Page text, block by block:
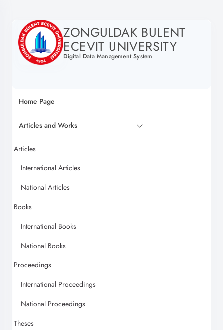
ZONGULDAK BULENT
ECEVIT UNIVERSITY
Digital Data Management System
Home Page
Articles and Works
Articles
International Articles
National Articles
Books
International Books
National Books
Proceedings
International Proceedings
National Proceedings
Theses